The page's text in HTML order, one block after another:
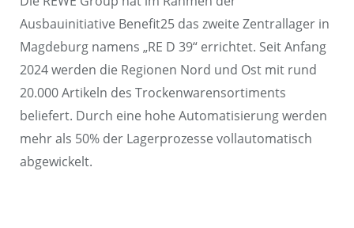
Ausbauinitiative Benefit25 das zweite Zentrallager in
Magdeburg namens „RE D 39“ errichtet. Seit Anfang
2024 werden die Regionen Nord und Ost mit rund
20.000 Artikeln des Trockenwarensortiments
beliefert. Durch eine hohe Automatisierung werden
mehr als 50% der Lagerprozesse vollautomatisch
abgewickelt.